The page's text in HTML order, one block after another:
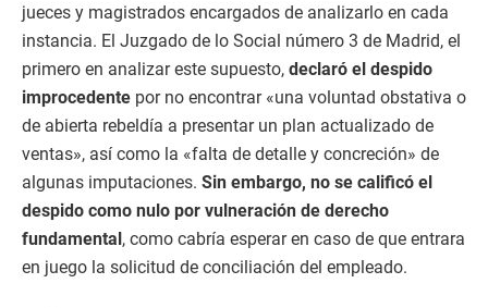
jueces y magistrados encargados de analizarlo en cada
instancia. El Juzgado de lo Social número 3 de Madrid, el
primero en analizar este supuesto, declaró el despido
improcedente por no encontrar «una voluntad obstativa o
de abierta rebeldía a presentar un plan actualizado de
ventas», así como la «falta de detalle y concreción» de
algunas imputaciones. Sin embargo, no se calificó el
despido como nulo por vulneración de derecho
fundamental, como cabría esperar en caso de que entrara
en juego la solicitud de conciliación del empleado.